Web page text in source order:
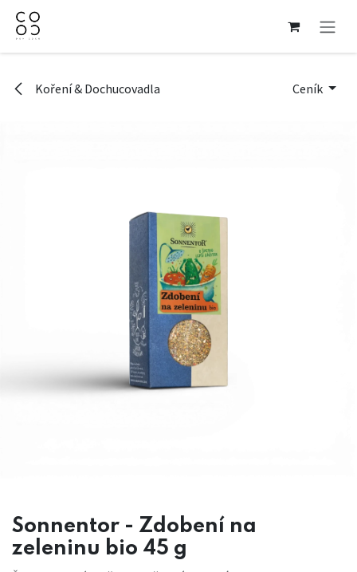
Přejít na obsah
Koření & Dochucovadla Ceník
Sonnentor - Zdobení na
zeleninu bio 45 g